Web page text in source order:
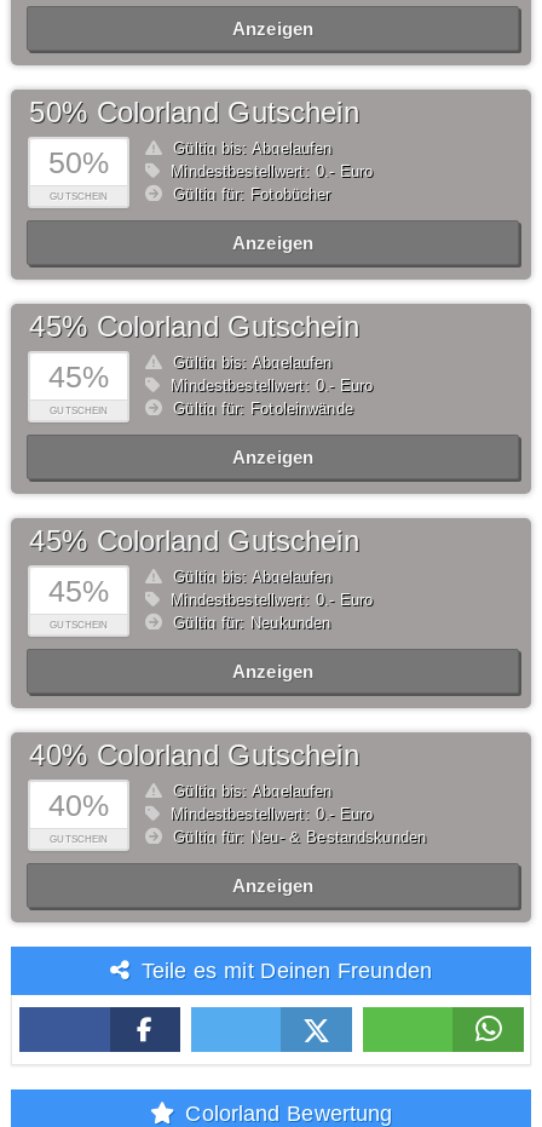
Anzeigen
50%
GUTSCHEIN
50% Colorland Gutschein
Gültig bis: Abgelaufen
Mindestbestellwert: 0,- Euro
Gültig für: Fotobücher
Anzeigen
45%
GUTSCHEIN
45% Colorland Gutschein
Gültig bis: Abgelaufen
Mindestbestellwert: 0,- Euro
Gültig für: Fotoleinwände
Anzeigen
45%
GUTSCHEIN
45% Colorland Gutschein
Gültig bis: Abgelaufen
Mindestbestellwert: 0,- Euro
Gültig für: Neukunden
Anzeigen
40%
GUTSCHEIN
40% Colorland Gutschein
Gültig bis: Abgelaufen
Mindestbestellwert: 0,- Euro
Gültig für: Neu- & Bestandskunden
Anzeigen
Teile es mit Deinen Freunden
Colorland Bewertung